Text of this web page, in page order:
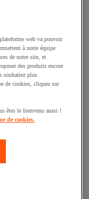
web va pouvoir
à notre équipe
de notre site, et
des produits encore
souhaitez plus
de cookies, cliquez sur
êtes le bienvenu aussi !
de cookies.